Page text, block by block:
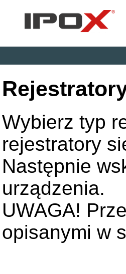
Wybierz typ
rejestratory
Następnie
urządzenia.
UWAGA!
opisanymi w